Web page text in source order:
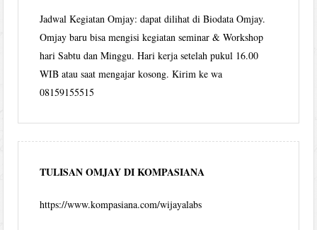
Jadwal Kegiatan Omjay: dapat dilihat di Biodata Omjay.
Omjay baru bisa mengisi kegiatan seminar & Workshop
hari Sabtu dan Minggu. Hari kerja setelah pukul 16.00
WIB atau saat mengajar kosong. Kirim ke wa
08159155515
TULISAN OMJAY DI KOMPASIANA
https://www.kompasiana.com/wijayalabs